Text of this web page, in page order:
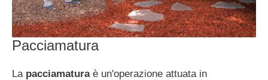
Pacciamatura
La pacciamaturaè un'operazione attuata in